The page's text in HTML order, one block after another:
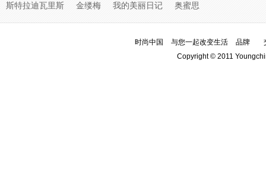
斯特拉迪瓦里斯
金缕梅 我的美丽日记 奥蜜思
时尚中国 与您一起改变生活 品牌
Copyright © 2011